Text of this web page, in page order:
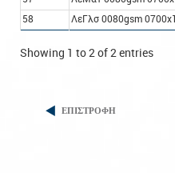
58
ΛεΓλσ 0080gsm
Showing 1 to 2 of 2 entries
ΕΠΙΣΤΡΟΦΗ